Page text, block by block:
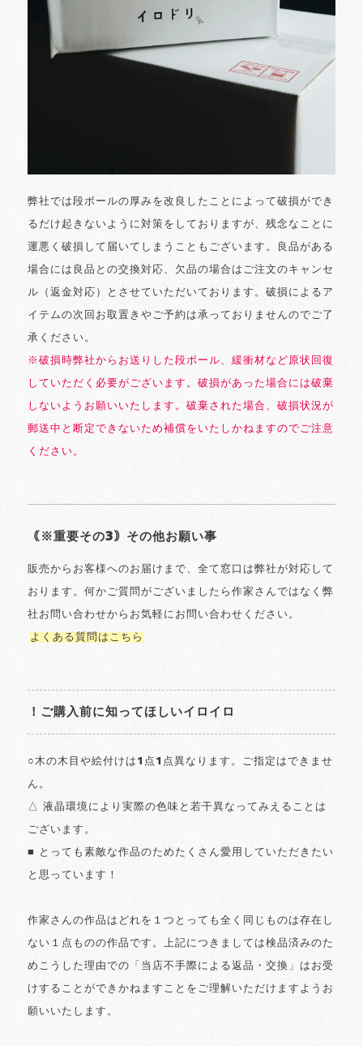
弊社では段ボールの厚みを改良したことによって破損ができ
るだけ起きないように対策をしておりますが、残念なことに
運悪く破損して届いてしまうこともございます。良品がある
場合には良品との交換対応、欠品の場合はご注文のキャンセ
ル（返金対応）とさせていただいております。破損によるア
イテムの次回お取置きやご予約は承っておりませんのでご了
承ください。
※破損時弊社からお送りした段ボール、緩衝材など原状回復
していただく必要がございます。破損があった場合には破棄
しないようお願いいたします。破棄された場合、破損状況が
郵送中と断定できないため補償をいたしかねますのでご注意
ください。
｟※重要その3｠その他お願い事
販売からお客様へのお届けまで、全て窓口は弊社が対応して
おります。何かご質問がございましたら作家さんではなく弊
社お問い合わせからお気軽にお問い合わせください。
よくある質問はこちら
！ご購入前に知ってほしいイロイロ
○木の木目や絵付けは1点1点異なります。ご指定はできませ
ん。
△ 液晶環境により実際の色味と若干異なってみえることは
ございます。
■ とっても素敵な作品のためたくさん愛用していただきたい
と思っています！
作家さんの作品はどれを１つとっても全く同じものは存在し
ない１点ものの作品です。上記につきましては検品済みのた
めこうした理由での「当店不手際による返品・交換」はお受
けすることができかねますことをご理解いただけますようお
願いいたします。